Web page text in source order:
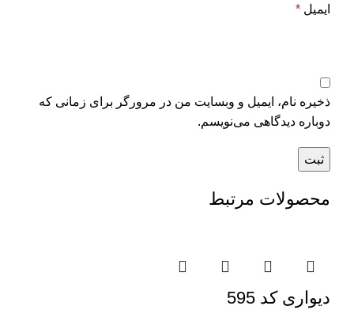
ایمیل *
ذخیره نام، ایمیل و وبسایت من در مرورگر برای زمانی که
دوباره دیدگاهی می‌نویسم.
محصولات مرتبط
دیواری کد 595